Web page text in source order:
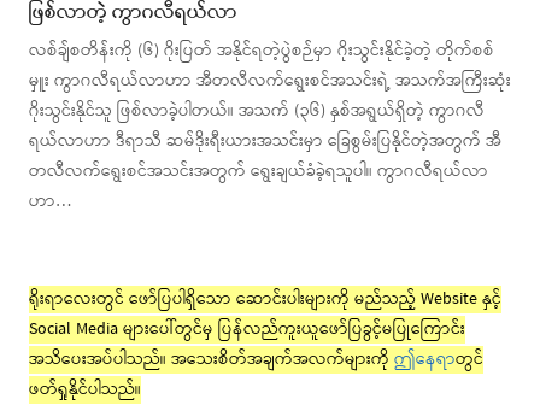
ဖြစ်လာတဲ့ ကွာဂလီရယ်လာ
လစ်ချ်စတိန်းကို (၆) ဂိုးပြတ် အနိုင်ရတဲ့ပွဲစဉ်မှာ ဂိုးသွင်းနိုင်ခဲ့တဲ့ တိုက်စစ်
မှူး ကွာဂလီရယ်လာဟာ အီတလီလက်ရွေးစင်အသင်းရဲ့ အသက်အကြီးဆုံး
ဂိုးသွင်းနိုင်သူ ဖြစ်လာခဲ့ပါတယ်။ အသက် (၃၆) နှစ်အရွယ်ရှိတဲ့ ကွာဂလီ
ရယ်လာဟာ ဒီရာသီ ဆမ်ဒိုးရီးယားအသင်းမှာ ခြေစွမ်းပြနိုင်တဲ့အတွက် အီ
တလီလက်ရွေးစင်အသင်းအတွက် ရွေးချယ်ခံခဲ့ရသူပါ။ ကွာဂလီရယ်လာ
ဟာ…
ရိုးရာလေးတွင် ဖော်ပြပါရှိသော ဆောင်းပါးများကို မည်သည့် Website နှင့်
Social Media များပေါ်တွင်မှ ပြန်လည်ကူးယူဖော်ပြခွင့်မပြုကြောင်း
အသိပေးအပ်ပါသည်။ အသေးစိတ်အချက်အလက်များကို ဤနေရာတွင်
ဖတ်ရှုနိုင်ပါသည်။